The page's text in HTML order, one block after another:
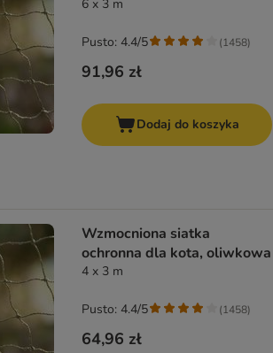
6 x 3 m
91,96 zł
Pusto: 4.4/5 (1458)
Dodaj do koszyka
Wzmocniona siatka
ochronna dla kota, oliwkowa
4 x 3 m
64,96 zł
Pusto: 4.4/5 (1458)